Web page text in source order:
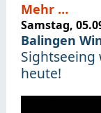
Samstag,
Balingen
Sightseeing
heute!
Mehr …